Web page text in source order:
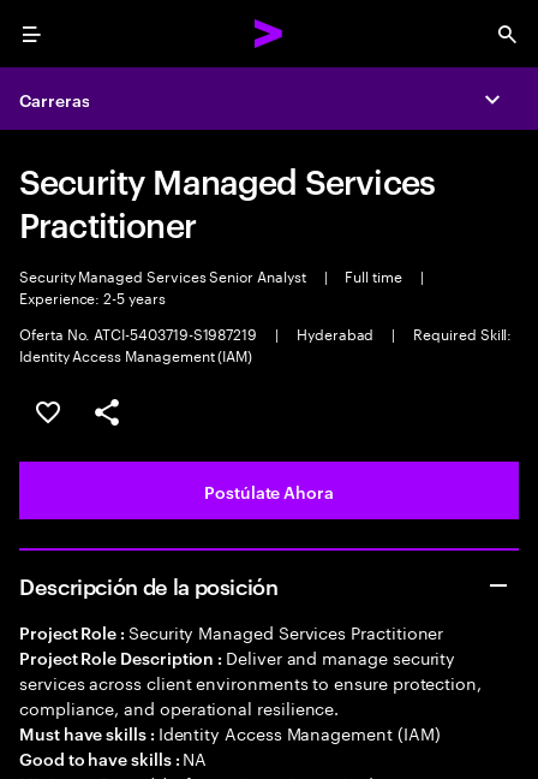
Menu
Carreras
Security Managed Services
Practitioner
Security Managed Services Senior Analyst | Full time
|
Experience: 2-5 years
Oferta No. ATCI-5403719-S1987219
| Hyderabad |
Required Skill:
Identity Access Management (IAM)
Guardar este empleo
Compartir este empleo
Postúlate Ahora
Descripción de la posición
Project Role : Security Managed Services Practitioner
Project Role Description : Deliver and manage security
services across client environments to ensure protection,
compliance, and operational resilience.
Must have skills : Identity Access Management (IAM)
Good to have skills : NA